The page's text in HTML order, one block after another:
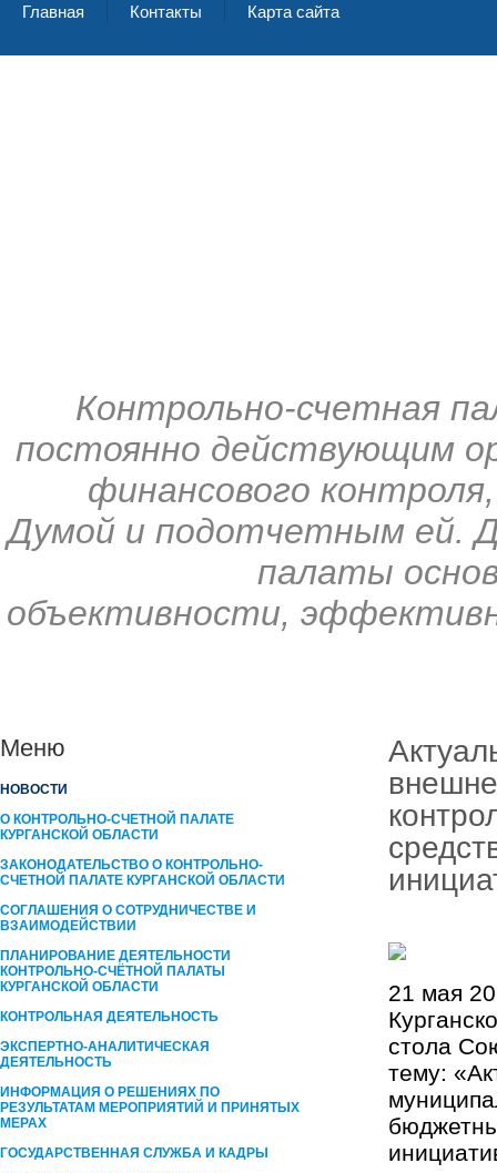
Главная Контакты Карта сайта
Контрольно-счетная
постоянно действующим
финансового
Думой и подотчетным ей.
палаты
объективности,
Меню
НОВОСТИ
О КОНТРОЛЬНО-СЧЕТНОЙ ПАЛАТЕ
КУРГАНСКОЙ ОБЛАСТИ
ЗАКОНОДАТЕЛЬСТВО О КОНТРОЛЬНО-
СЧЕТНОЙ ПАЛАТЕ КУРГАНСКОЙ ОБЛАСТИ
СОГЛАШЕНИЯ О СОТРУДНИЧЕСТВЕ И
ВЗАИМОДЕЙСТВИИ
ПЛАНИРОВАНИЕ ДЕЯТЕЛЬНОСТИ
КОНТРОЛЬНО-СЧЁТНОЙ ПАЛАТЫ
КУРГАНCКОЙ ОБЛАСТИ
КОНТРОЛЬНАЯ ДЕЯТЕЛЬНОСТЬ
ЭКСПЕРТНО-АНАЛИТИЧЕСКАЯ
ДЕЯТЕЛЬНОСТЬ
ИНФОРМАЦИЯ О РЕШЕНИЯХ ПО
РЕЗУЛЬТАТАМ МЕРОПРИЯТИЙ И ПРИНЯТЫХ
МЕРАХ
ГОСУДАРСТВЕННАЯ СЛУЖБА И КАДРЫ
21 мая
стола
тему: